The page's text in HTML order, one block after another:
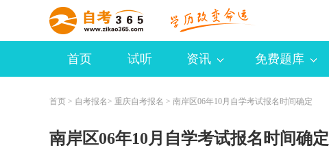
首页 试听 资讯 免费题库
首页 > 自考报名 > 重庆自考报名 > 南岸区06年10月自学考试报名时间确定
南岸区06年10月自学考试报名时间确定